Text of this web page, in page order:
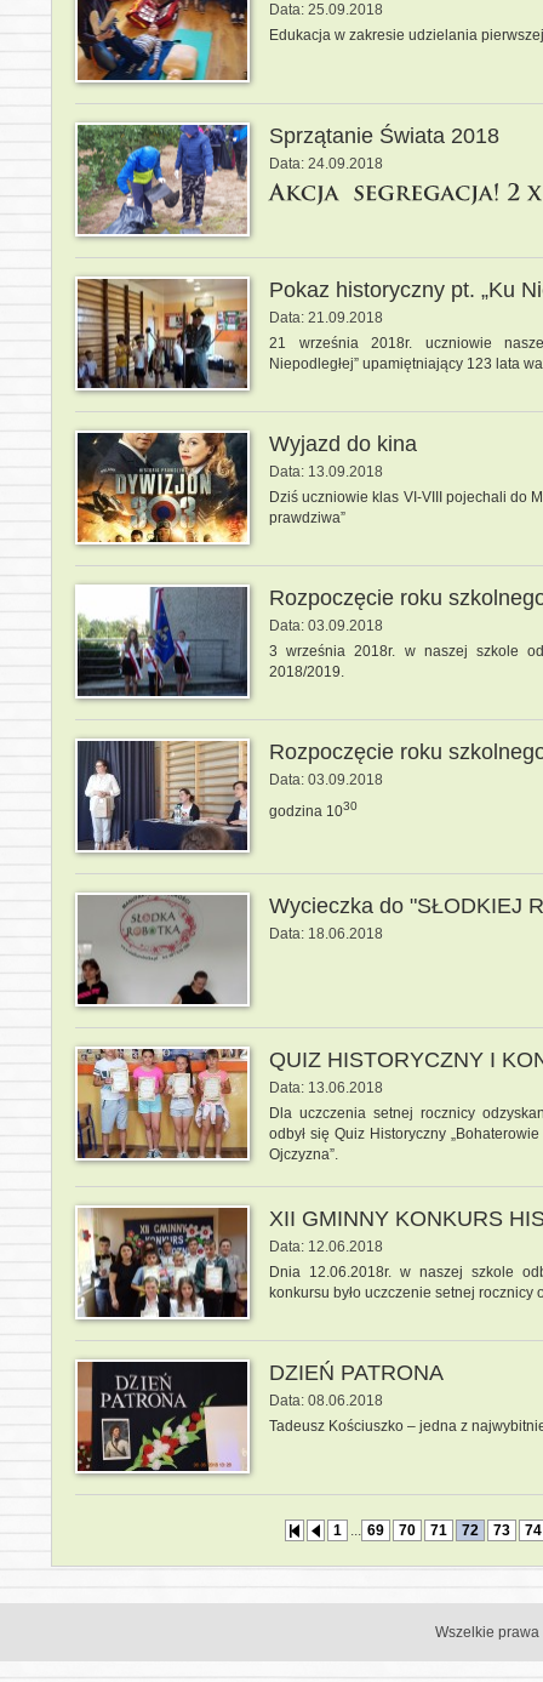
Data: 25.09.2018
Edukacja w zakresie udzielania
Sprzątanie Świata 2018
Data: 24.09.2018
Pokaz historyczny pt. „Ku
Data: 21.09.2018
21 września 2018r. uczniowie
Niepodległej” upamiętniający 123 lata
Wyjazd do kina
Data: 13.09.2018
Dziś uczniowie klas VI-VIII pojechali do
prawdziwa”
Rozpoczęcie roku
Data: 03.09.2018
3 września 2018r. w naszej szkole
2018/2019.
Rozpoczęcie roku
Data: 03.09.2018
godzina 1030
Wycieczka do "SŁODKIEJ
Data: 18.06.2018
QUIZ HISTORYCZNY I
Data: 13.06.2018
Dla uczczenia setnej rocznicy
odbył się Quiz Historyczny
Ojczyzna”.
XII GMINNY KONKURS
Data: 12.06.2018
Dnia 12.06.2018r. w naszej szkole
konkursu było uczczenie setnej
DZIEŃ PATRONA
Data: 08.06.2018
Tadeusz Kościuszko – jedna z
1 ... 69 70 71 72 73 74
Wszelkie prawa